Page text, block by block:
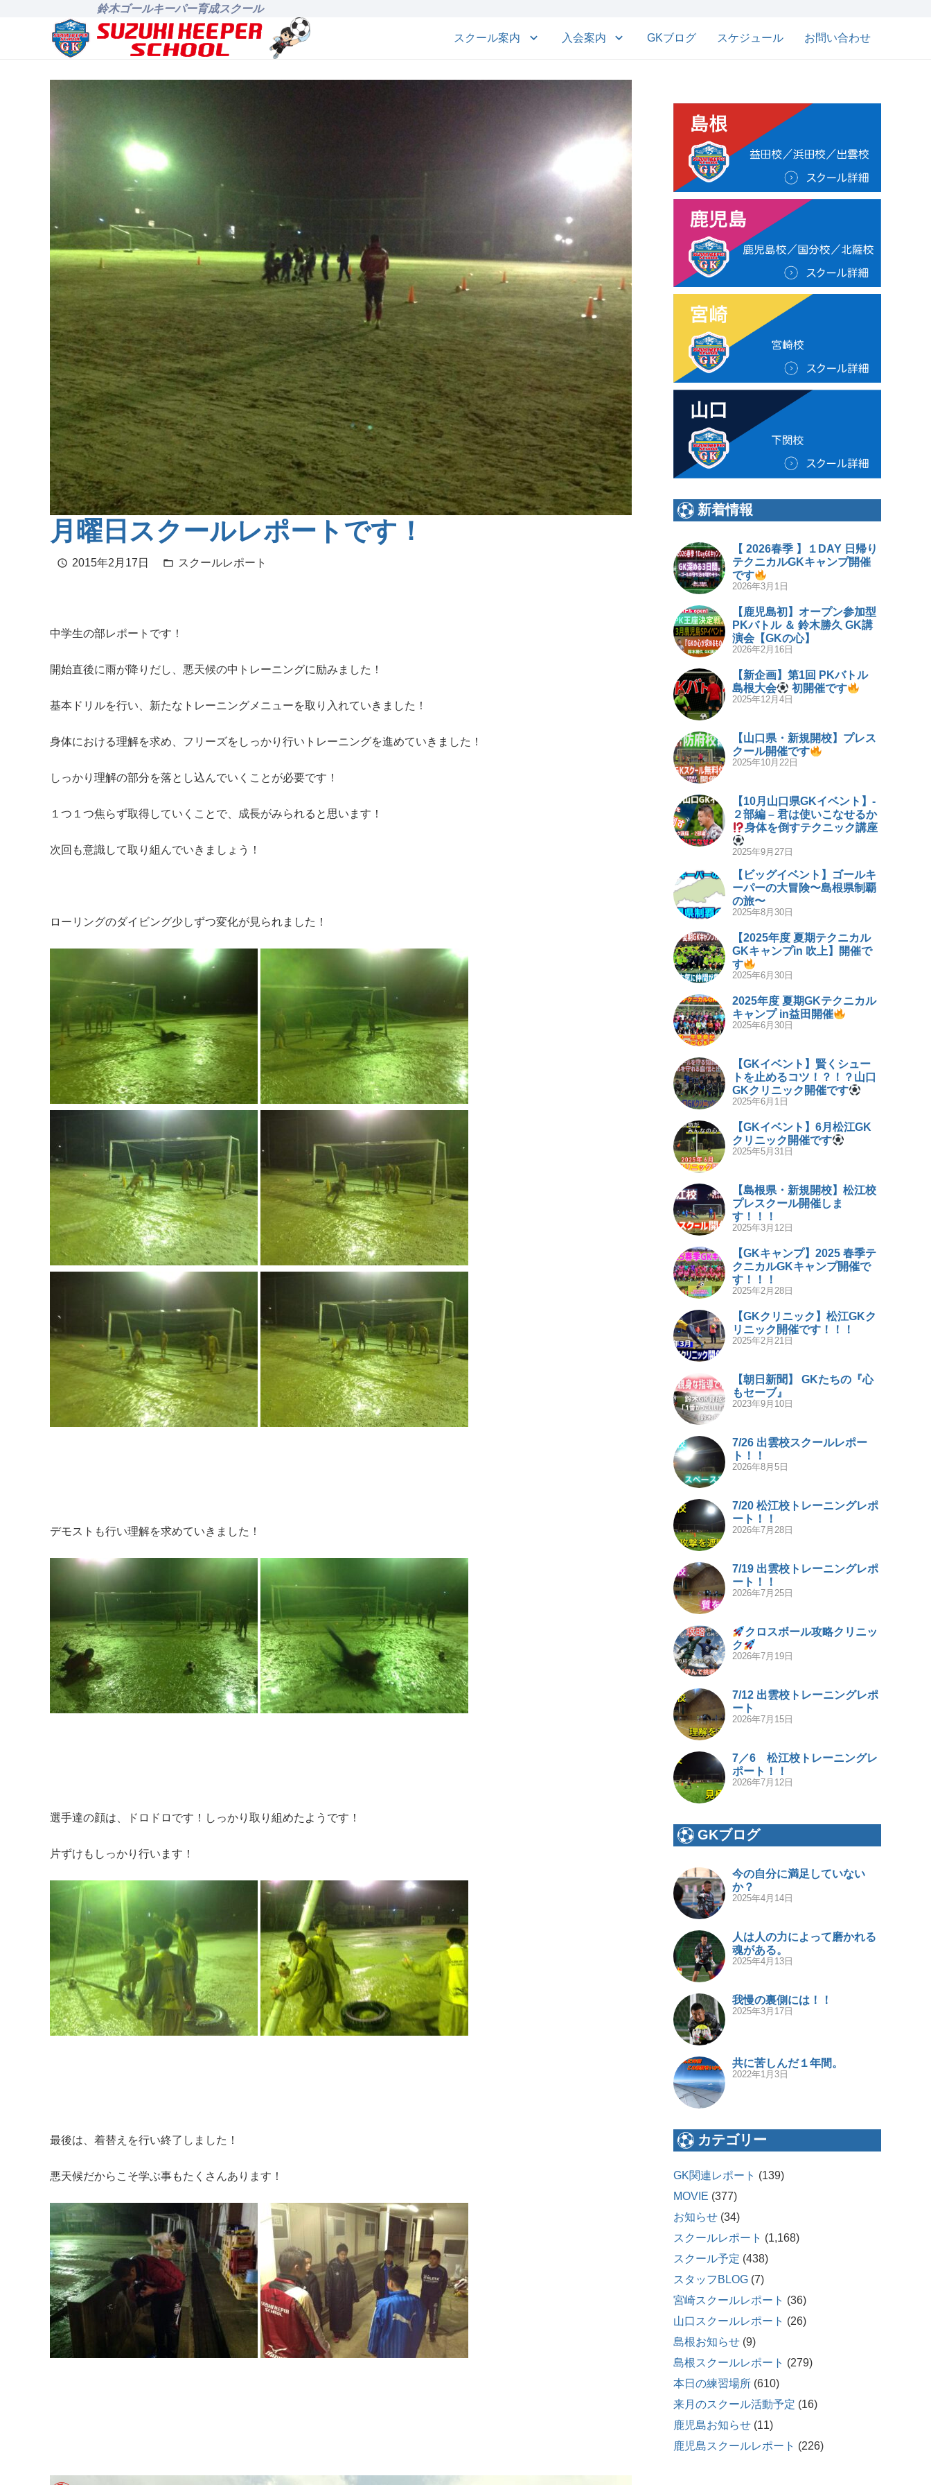
鈴木ゴールキーパー育成スクール
スクール案内 入会案内 GKブログ スケジュール お問い合わせ
月曜日スクールレポートです！
schedule 2015年2月17日 folder_open スクールレポート
中学生の部レポートです！
開始直後に雨が降りだし、悪天候の中トレーニングに励みました！
基本ドリルを行い、新たなトレーニングメニューを取り入れていきました！
身体における理解を求め、フリーズをしっかり行いトレーニングを進めていきました！
しっかり理解の部分を落とし込んでいくことが必要です！
１つ１つ焦らず取得していくことで、成長がみられると思います！
次回も意識して取り組んでいきましょう！
ローリングのダイビング少しずつ変化が見られました！
デモストも行い理解を求めていきました！
選手達の顔は、ドロドロです！しっかり取り組めたようです！
片ずけもしっかり行います！
最後は、着替えを行い終了しました！
悪天候だからこそ学ぶ事もたくさんあります！
新着情報
【 2026春季 】１DAY 日帰り
テクニカルGKキャンプ開催
です
2026年3月1日
【鹿児島初】オープン参加型
PKバトル ＆ 鈴木勝久 GK講
演会【GKの心】
2026年2月16日
【新企画】第1回 PKバトル
島根大会
初開催です
2025年12月4日
【山口県・新規開校】プレス
クール開催です
2025年10月22日
【10月山口県GKイベント】-
２部編 – 君は使いこなせるか
身体を倒すテクニック講座
2025年9月27日
【ビッグイベント】ゴールキ
ーパーの大冒険〜島根県制覇
の旅〜
2025年8月30日
【2025年度 夏期テクニカル
GKキャンプin 吹上】開催で
す
2025年6月30日
2025年度 夏期GKテクニカル
キャンプ in益田開催
2025年6月30日
【GKイベント】賢くシュー
トを止めるコツ！？！？山口
GKクリニック開催です
2025年6月1日
【GKイベント】6月松江GK
クリニック開催です
2025年5月31日
【島根県・新規開校】松江校
プレスクール開催しま
す！！！
2025年3月12日
【GKキャンプ】2025 春季テ
クニカルGKキャンプ開催で
す！！！
2025年2月28日
【GKクリニック】松江GKク
リニック開催です！！！
2025年2月21日
【朝日新聞】 GKたちの『心
もセーブ』
2023年9月10日
7/26 出雲校スクールレポー
ト！！
2026年8月5日
7/20 松江校トレーニングレポ
ート！！
2026年7月28日
7/19 出雲校トレーニングレポ
ート！！
2026年7月25日
クロスボール攻略クリニッ
ク
2026年7月19日
7/12 出雲校トレーニングレポ
ート
2026年7月15日
7／6 松江校トレーニングレ
ポート！！
2026年7月12日
GKブログ
今の自分に満足していない
か？
2025年4月14日
人は人の力によって磨かれる
魂がある。
2025年4月13日
我慢の裏側には！！
2025年3月17日
共に苦しんだ１年間。
2022年1月3日
カテゴリー
GK関連レポート (139)
MOVIE (377)
お知らせ (34)
スクールレポート (1,168)
スクール予定 (438)
スタッフBLOG (7)
宮崎スクールレポート (36)
山口スクールレポート (26)
島根お知らせ (9)
島根スクールレポート (279)
本日の練習場所 (610)
来月のスクール活動予定 (16)
鹿児島お知らせ (11)
鹿児島スクールレポート (226)